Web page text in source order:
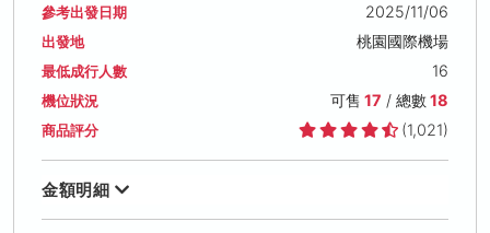
參考出發日期 2025/11/06
出發地 桃園國際機場
最低成行人數 16
機位狀況 可售 17 / 總數18
商品評分 (1,021)
金額明細